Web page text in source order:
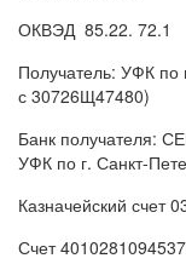
ОКВЭД 85.22. 72.1
Получатель: УФК
с 30726Щ47480)
Банк получателя:
УФК по г. Санкт-
Казначейский счет
Счет